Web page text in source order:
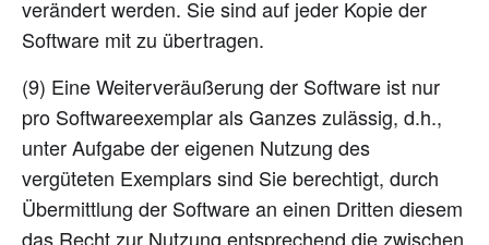
verändert werden. Sie sind auf jeder Kopie der
Software mit zu übertragen.
(9) Eine Weiterveräußerung der Software ist nur
pro Softwareexemplar als Ganzes zulässig, d.h.,
unter Aufgabe der eigenen Nutzung des
vergüteten Exemplars sind Sie berechtigt, durch
Übermittlung der Software an einen Dritten diesem
das Recht zur Nutzung entsprechend die zwischen